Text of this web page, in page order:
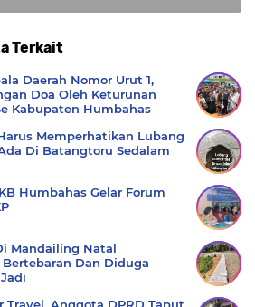
Terkait
Daerah Nomor Urut 1,
Doa Oleh Keturunan
Kabupaten Humbahas
Memperhatikan Lubang
Di Batangtoru Sedalam
Humbahas Gelar Forum
Mandailing Natal
Dan Diduga